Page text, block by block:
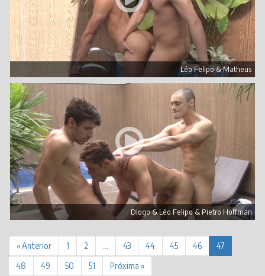
Léo Felipo & Matheus
Diogo & Léo Felipo & Pietro Hoffman
« Anterior 1 2 … 43 44 45 46
47
48
49 50 51 Próxima »